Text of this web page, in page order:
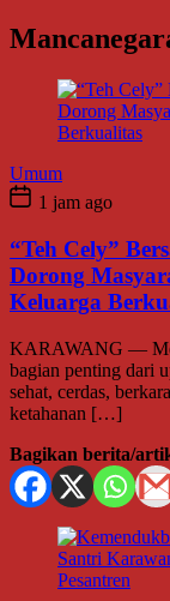
Umum
1 jam ago
“Teh Cely”
Dorong
Keluarga
KARAWANG —
bagian penting dari
sehat, cerdas,
ketahanan […]
Bagikan berita/